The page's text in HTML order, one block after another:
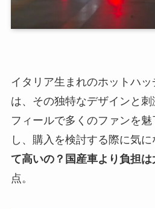
イタリア生まれのホットハッ
は、その独特なデザインと
フィールで多くのファンを
し、購入を検討する際に気に
て高いの？国産車より負担は
点。